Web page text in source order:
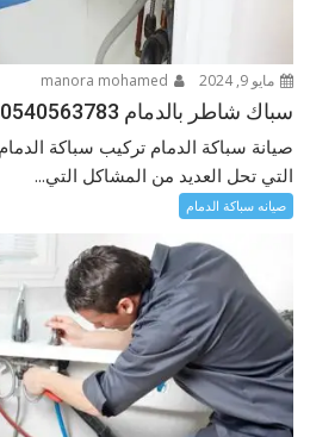
مايو 9, 2024
سباك شاطر بالدمام 0540563783
صيانة سباكة الدمام تركيب سباكة
التي تحل العديد من المشاكل التي...
صيانه سباكة الدمام